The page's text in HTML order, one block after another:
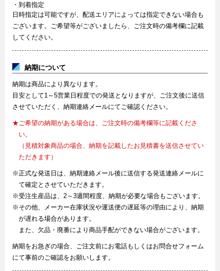
・到着指定
日時指定は可能ですが、配送エリアによっては指定できない場合も
ございます。ご希望等がございましたら、ご注文時の備考欄に記載
してください。
納期について
納期は商品により異なります。
目安として1～5営業日程度での発送となりますが、ご注文後に送信
させていただく、納期連絡メールにてご確認ください。
★ご希望の納期がある場合は、ご注文時の備考欄等に記載くださ
い。
（見積対象商品の場合、納期を記載したお見積書を送信させてい
ただきます）
※正式な発送日は、納期連絡メール後に送信する発送連絡メールに
て確定とさせていただきます。
※受注生産品は、2～3週間程度、納期が必要な場合もございます。
※その他、メーカー在庫状況や運送便の遅延等の理由により、納期
が遅れる場合があります。
また、欠品・廃番により商品手配ができない場合がございます。
納期をお急ぎの場合、ご注文前にお電話もしくはお問合せフォーム
にて事前のご確認をお願いします。